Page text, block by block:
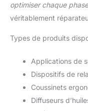
optimiser chaque
véritablement
Types de produits
Applications de
Dispositifs de
Coussinets
Diffuseurs